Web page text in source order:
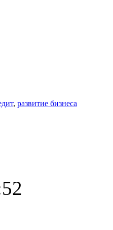
, развитие бизнеса